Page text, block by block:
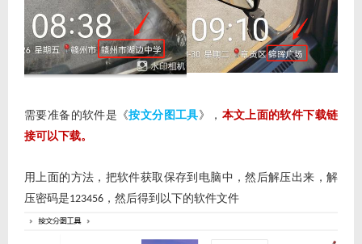
需要准备的软件是《按文分图工具》， 本文上面的软件下载链
接可以下载。
用上面的方法，把软件获取保存到电脑中，然后解压出来，解
压密码是123456 ，然后得到以下的软件文件